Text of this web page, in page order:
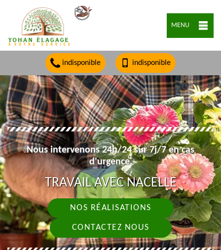
MENU
indisponible indisponible
Nous intervenons 24h/24 sur 7j/7 en cas
d'urgence.
TRAVAIL AVEC NACELLE
NOS RÉALISATIONS
CONTACTEZ NOUS